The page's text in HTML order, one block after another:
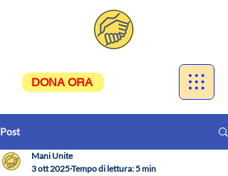
DONA ORA
Post
Mani Unite
3 ott 2025Tempo di lettura: 5 min